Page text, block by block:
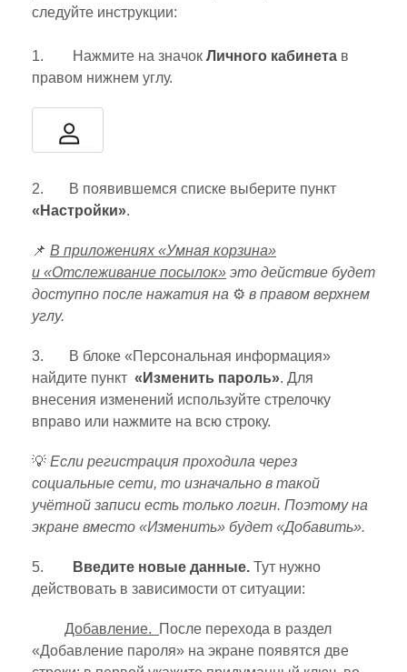
следуйте инструкции:
1. Нажмите на значок Личного кабинета в
правом нижнем углу.
2. В появившемся списке выберите пункт
«Настройки».
📌 В приложениях «Умная корзина»
и «Отслеживание посылок» это действие будет
доступно после нажатия на ⚙ в правом верхнем
углу.
3. В блоке «Персональная информация»
найдите пункт «Изменить пароль». Для
внесения изменений используйте стрелочку
вправо или нажмите на всю строку.
💡 Если регистрация проходила через
социальные сети, то изначально в такой
учётной записи есть только логин. Поэтому на
экране вместо «Изменить» будет «Добавить».
5. Введите новые данные. Тут нужно
действовать в зависимости от ситуации:
Добавление.
После перехода в раздел
«Добавление пароля» на экране появятся две